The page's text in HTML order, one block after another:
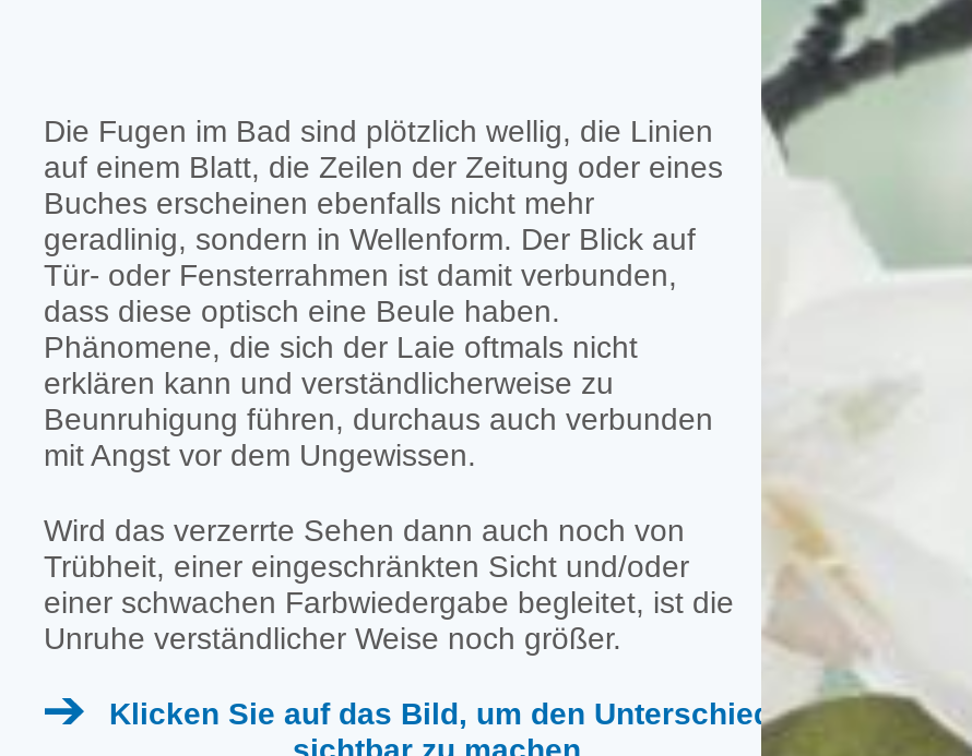
Die Fugen im Bad sind plötzlich wellig, die Linien
auf einem Blatt, die Zeilen der Zeitung oder eines
Buches erscheinen ebenfalls nicht mehr
geradlinig, sondern in Wellenform. Der Blick auf
Tür- oder Fensterrahmen ist damit verbunden,
dass diese optisch eine Beule haben.
Phänomene, die sich der Laie oftmals nicht
erklären kann und verständlicherweise zu
Beunruhigung führen, durchaus auch verbunden
mit Angst vor dem Ungewissen.
Wird das verzerrte Sehen dann auch noch von
Trübheit, einer eingeschränkten Sicht und/oder
einer schwachen Farbwiedergabe begleitet, ist die
Unruhe verständlicher Weise noch größer.
Klicken Sie auf das Bild, um den Unterschied